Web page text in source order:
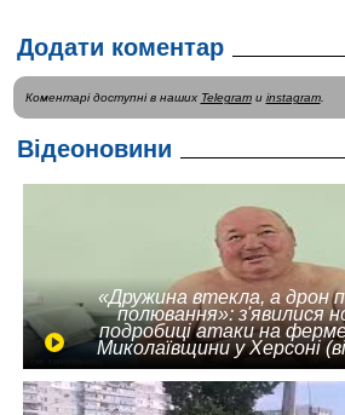
Додати коментар
Коментарі доступні в наших Telegramи instagram.
Відеоновини
«Дружина втекла, а дрон
полювання»: з'явилися
подробиці атаки на
Миколаївщини у Херсоні